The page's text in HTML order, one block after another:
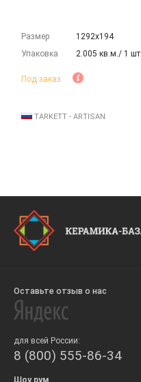
Размер
1292х194
Упаковка
2.005 кв.м./ 1 шт.
Под заказ
TARKETT - ARTISAN
Оставьте отзыв о нас
для всей России:
8 (800) 555-86-34
Шоу рум